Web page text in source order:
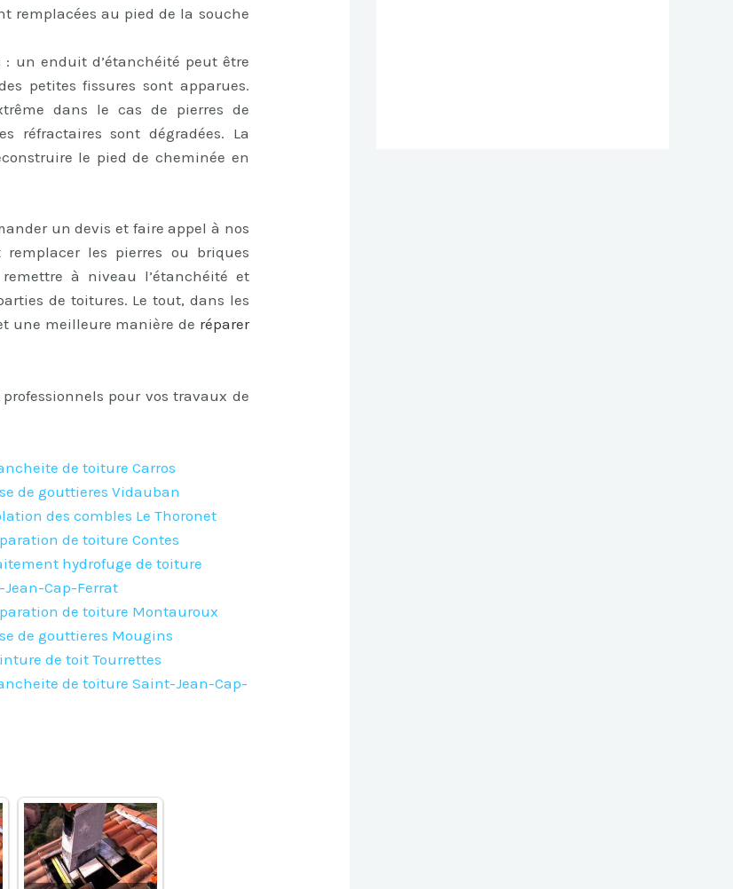
remplacées au pied de la souche
: un enduit d’étanchéité peut être
petites fissures sont apparues.
dans le cas de pierres de
réfractaires sont dégradées. La
le pied de cheminée en
un devis et faire appel à nos
les pierres ou briques
à niveau l’étanchéité et
de toitures. Le tout, dans les
une meilleure manière de réparer
pour vos travaux de
de toiture Carros
de gouttieres Vidauban
des combles Le Thoronet
de toiture Contes
hydrofuge de toiture
Cap-Ferrat
de toiture Montauroux
de gouttieres Mougins
de toit Tourrettes
de toiture Saint-Jean-Cap-